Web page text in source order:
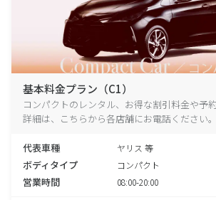
基本料金プラン（C1）
コンパクトのレンタル、お得な割引料金や予
詳細は、こちらから各店舗にお電話ください。
代表車種 ヤリス 等
ボディタイプ コンパクト
営業時間 08:00-20:00